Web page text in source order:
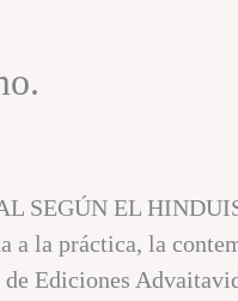
SEGÚN EL
a la práctica, la
Ediciones